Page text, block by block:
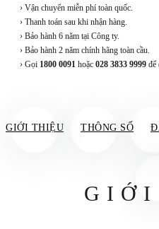
› Vận chuyển miễn phí toàn quốc.
› Thanh toán sau khi nhận hàng.
› Bảo hành 6 năm tại Công ty.
› Bảo hành 2 năm chính hãng toàn cầu.
› Gọi 1800 0091 hoặc 028 3833 9999 để
GIỚI THIỆU THÔNG SỐ